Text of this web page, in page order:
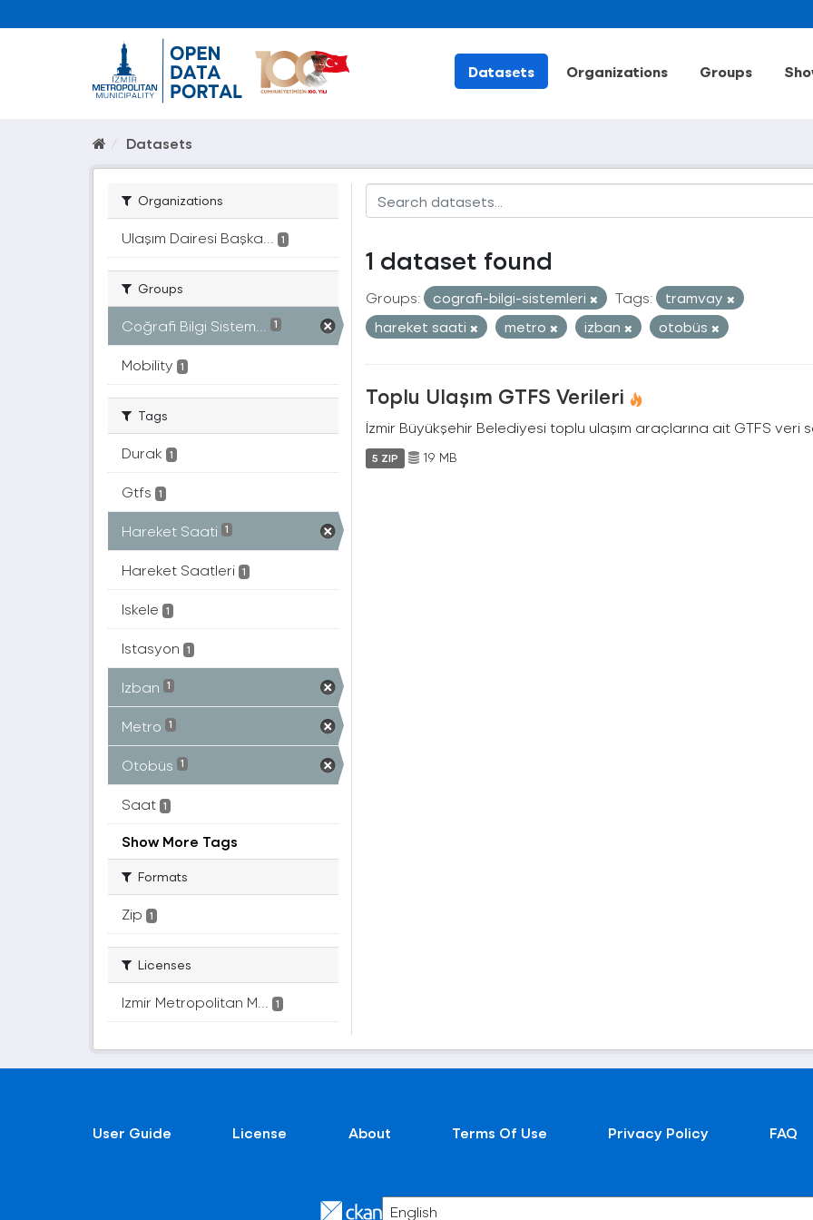
Datasets Organizations Groups
Datasets
Organizations
Ulaşım Dairesi Başka... 1
Groups
Coğrafi Bilgi Sistem... 1
Mobility 1
Tags
Durak 1
Gtfs 1
Hareket Saati 1
Hareket Saatleri 1
Iskele 1
Istasyon 1
Izban 1
Metro 1
Otobüs 1
Saat 1
Show More Tags
Formats
Zip 1
Licenses
Izmir Metropolitan M... 1
1 dataset found
Groups: cografi-bilgi-sistemleri Tags:
tramvay
hareket saati
metro izban otobüs
Toplu Ulaşım GTFS Verileri
İzmir Büyükşehir Belediyesi toplu ulaşım araçlarına ait GTFS veri
5 ZIP 19 MB
User Guide License About Terms Of Use Privacy Policy FAQ